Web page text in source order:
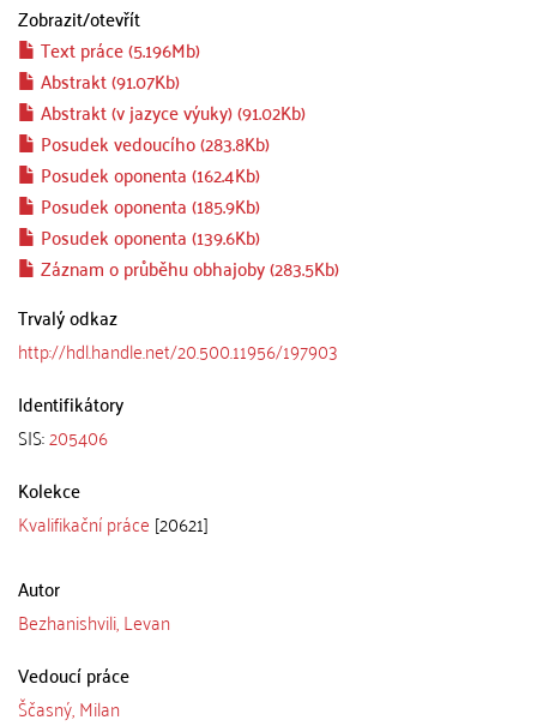
Zobrazit/otevřít
Text práce (5.196Mb)
Abstrakt (91.07Kb)
Abstrakt (v jazyce výuky) (91.02Kb)
Posudek vedoucího (283.8Kb)
Posudek oponenta (162.4Kb)
Posudek oponenta (185.9Kb)
Posudek oponenta (139.6Kb)
Záznam o průběhu obhajoby (283.5Kb)
Trvalý odkaz
http://hdl.handle.net/20.500.11956/197903
Identifikátory
SIS:205406
Kolekce
Kvalifikační práce [20621]
Autor
Bezhanishvili, Levan
Vedoucí práce
Ščasný, Milan